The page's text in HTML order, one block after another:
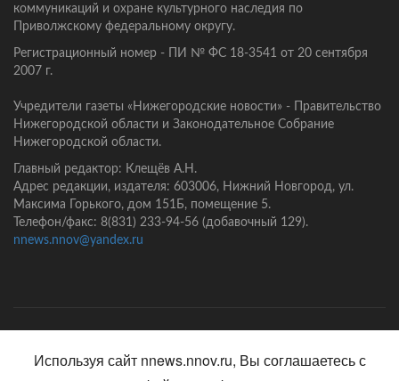
коммуникаций и охране культурного наследия по
Приволжскому федеральному округу.
Регистрационный номер - ПИ № ФС 18-3541 от 20 сентября
2007 г.
Учредители газеты «Нижегородские новости» - Правительство
Нижегородской области и Законодательное Собрание
Нижегородской области.
Главный редактор: Клещёв А.Н.
Адрес редакции, издателя: 603006, Нижний Новгород, ул.
Максима Горького, дом 151Б, помещение 5.
Телефон/факс: 8(831) 233-94-56 (добавочный 129).
nnews.nnov@yandex.ru
Используя сайт nnews.nnov.ru, Вы соглашаетесь с